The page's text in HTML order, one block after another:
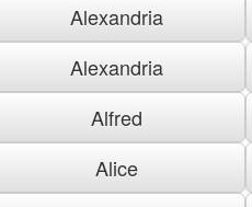
Alexandria
Alexandria
Alfred
Alice